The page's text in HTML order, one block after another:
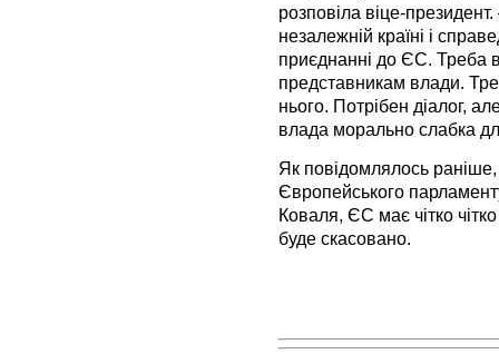
розповіла віце-
незалежній країні і
приєднанні до ЄС. Треба
представникам влади.
нього. Потрібен діалог,
влада морально слабка
Як повідомлялось раніше,
Європейського
Коваля, ЄС має чітко
буде скасовано.